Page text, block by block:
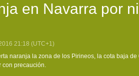
en Navarra por
21:18 (UTC+1)
naranja la zona de los Pirineos, la cota baja
con precaución.